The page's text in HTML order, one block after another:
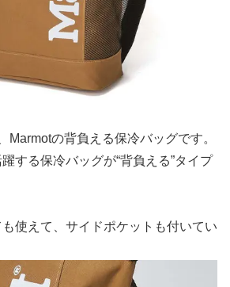
Marmotの背負える保冷バッグです。
する保冷バッグが“背負える”タイプ
も使えて、サイドポケットも付いてい